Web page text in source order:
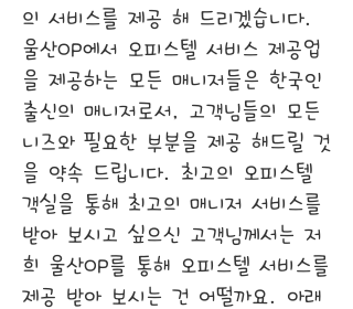
의 서비스를 제공 해 드리겠습니다.
울산OP에서 오피스텔 서비스 제공업
을 제공하는 모든 매니저들은 한국인
출신의 매니저로서, 고객님들의 모든
니즈와 필요한 부분을 제공 해드릴 것
을 약속 드립니다. 최고의 오피스텔
객실을 통해 최고의 매니저 서비스를
받아 보시고 싶으신 고객님께서는 저
희 울산OP를 통해 오피스텔 서비스를
제공 받아 보시는 건 어떨까요. 아래